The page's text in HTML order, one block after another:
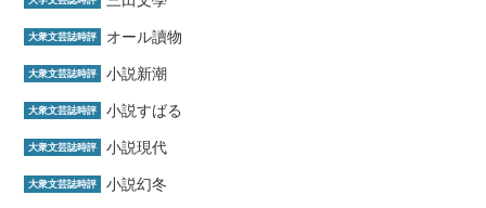
大衆文芸誌時評 オール讀物
大衆文芸誌時評 小説新潮
大衆文芸誌時評 小説すばる
大衆文芸誌時評 小説現代
大衆文芸誌時評 小説幻冬